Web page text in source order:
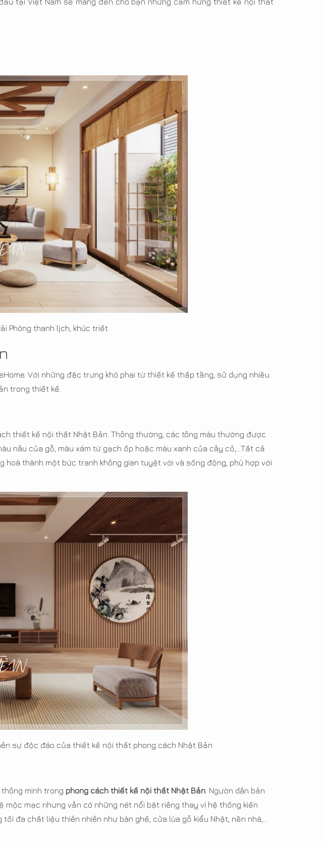
Phòng thanh lịch, khúc triết
Với những đặc trưng khó phai từ thiết kế thấp tầng, sử dụng nhiều
trong thiết kế.
thiết kế nội thất Nhật Bản. Thông thường, các tông màu thường được
nâu của gỗ, màu xám từ gạch ốp hoặc màu xanh của cây cỏ,...Tất cả
thành một bức tranh không gian tuyệt vời và sống động, phù hợp với
sự độc đáo của thiết kế nội thất phong cách Nhật Bản
minh trong phong cách thiết kế nội thất Nhật Bản . Ngườn dân bản
mạc nhưng vẫn có những nét nổi bật riêng thay vì hệ thống kiến
đa chất liệu thiên nhiên như bàn ghế, cửa lùa gỗ kiểu Nhật, nền nhà,...